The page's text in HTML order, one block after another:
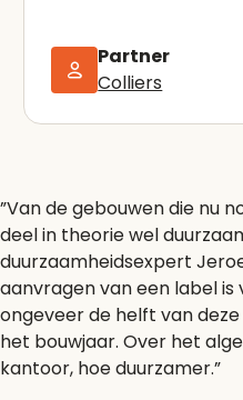
Partner
Colliers
”Van de gebouwen die nu
deel in theorie wel
duurzaamheidsexpert
aanvragen van een label
ongeveer de helft van
het bouwjaar. Over het
kantoor, hoe duurzamer.”